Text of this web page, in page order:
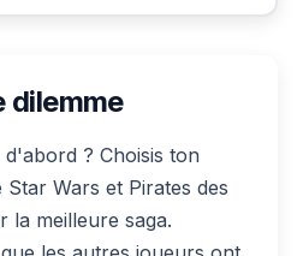
dilemme
? Choisis ton
Wars et Pirates des
la meilleure saga.